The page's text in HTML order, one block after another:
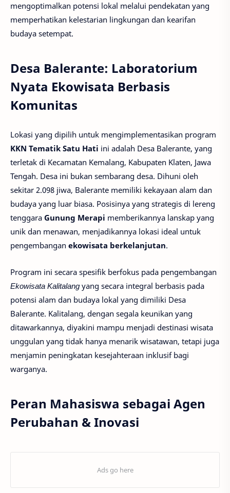
mengoptimalkan potensi lokal melalui pendekatan yang
memperhatikan kelestarian lingkungan dan kearifan
budaya setempat.
Desa Balerante: Laboratorium
Nyata Ekowisata Berbasis
Komunitas
Lokasi yang dipilih untuk mengimplementasikan program
KKN Tematik Satu Hati ini adalah Desa Balerante, yang
terletak di Kecamatan Kemalang, Kabupaten Klaten, Jawa
Tengah. Desa ini bukan sembarang desa. Dihuni oleh
sekitar 2.098 jiwa, Balerante memiliki kekayaan alam dan
budaya yang luar biasa. Posisinya yang strategis di lereng
tenggara Gunung Merapi memberikannya lanskap yang
unik dan menawan, menjadikannya lokasi ideal untuk
pengembangan ekowisata berkelanjutan.
Program ini secara spesifik berfokus pada pengembangan
Ekowisata Kalitalang yang secara integral berbasis pada
potensi alam dan budaya lokal yang dimiliki Desa
Balerante. Kalitalang, dengan segala keunikan yang
ditawarkannya, diyakini mampu menjadi destinasi wisata
unggulan yang tidak hanya menarik wisatawan, tetapi juga
menjamin peningkatan kesejahteraan inklusif bagi
warganya.
Peran Mahasiswa sebagai Agen
Perubahan & Inovasi